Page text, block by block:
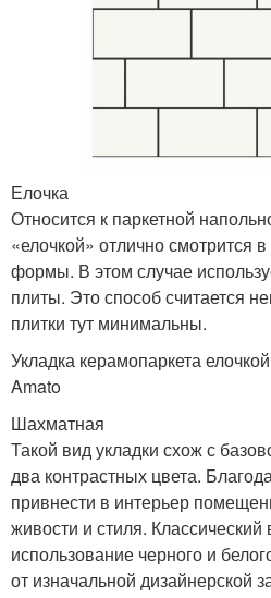
Елочка
Относится к паркетной
«елочкой» отлично смотрится
формы. В этом случае
плиты. Это способ считается
плитки тут минимальны.
Укладка керамопаркета елочкой
Amato
Шахматная
Такой вид укладки схож с
два контрастных цвета.
привнести в интерьер
живости и стиля. Классический
использование черного и
от изначальной дизайнерской